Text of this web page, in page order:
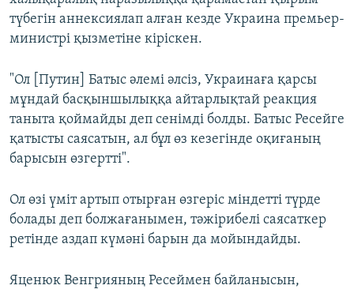
түбегін аннексиялап алған кезде Украина премьер-
министрі қызметіне кіріскен.
"Ол [Путин] Батыс әлемі әлсіз, Украинаға қарсы
мұндай басқыншылыққа айтарлықтай реакция
таныта қоймайды деп сенімді болды. Батыс Ресейге
қатысты саясатын, ал бұл өз кезегінде оқиғаның
барысын өзгертті".
Ол өзі үміт артып отырған өзгеріс міндетті түрде
болады деп болжағанымен, тәжірибелі саясаткер
ретінде аздап күмәні барын да мойындайды.
Яценюк Венгрияның Ресеймен байланысын,